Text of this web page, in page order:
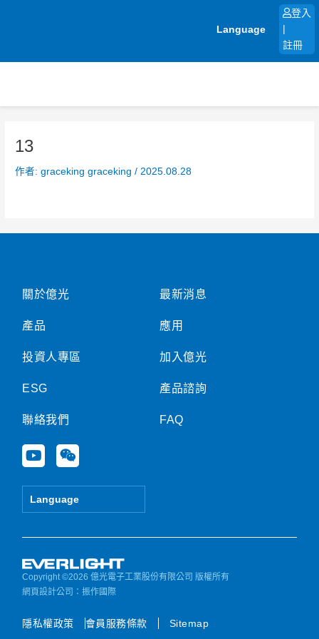
Language
登入
註冊
13
作者:graceking graceking/ 2025.08.28
關於億光
產品
投資人專區
ESG
聯絡我們
Y
o
u
e
W
e
i
Language
最新消息
應用
加入億光
產品諮詢
FAQ
Copyright ©2026 億光電子工業股份有限公司 版權所有
網頁設計公司 ：振作國際
隱私權政策 會員服務條款 Sitemap